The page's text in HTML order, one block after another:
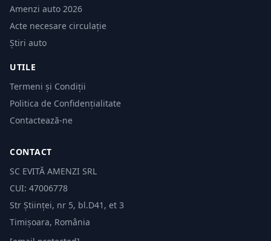
Amenzi auto 2026
Acte necesare circulație
Știri auto
UTILE
Termeni și Condiții
Politica de Confidențialitate
Contactează-ne
CONTACT
SC EVITĂ AMENZI SRL
CUI: 47006778
Str Științei, nr 5, bl.D41, et 3
Timișoara, România